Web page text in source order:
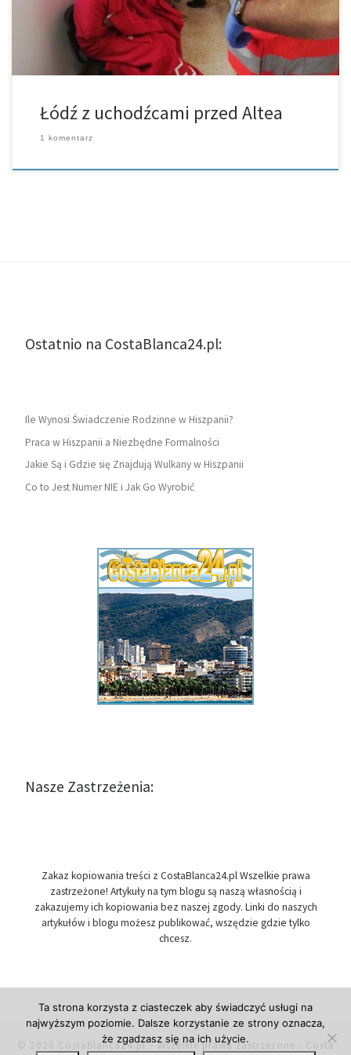
Łódź z uchodźcami przed Altea
1 komentarz
Ostatnio na CostaBlanca24.pl:
Ile Wynosi Świadczenie Rodzinne w Hiszpanii?
Praca w Hiszpanii a Niezbędne Formalności
Jakie Są i Gdzie się Znajdują Wulkany w Hiszpanii
Co to Jest Numer NIE i Jak Go Wyrobić
Nasze Zastrzeżenia:
Zakaz kopiowania treści z CostaBlanca24.pl Wszelkie prawa
zastrzeżone! Artykuły na tym blogu są naszą własnością i
zakazujemy ich kopiowania bez naszej zgody. Linki do naszych
artykułów i blogu możesz publikować, wszędzie gdzie tylko
chcesz.
© 2026 CostaBlanca24.pl– Wszelkie prawa zastrzeżone - Costa
Ta strona korzysta z ciasteczek aby świadczyć usługi na
najwyższym poziomie. Dalsze korzystanie ze strony oznacza,
że zgadzasz się na ich użycie.